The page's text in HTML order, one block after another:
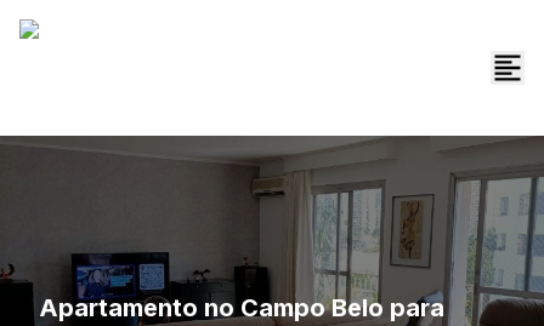
Apartamento no Campo Belo para